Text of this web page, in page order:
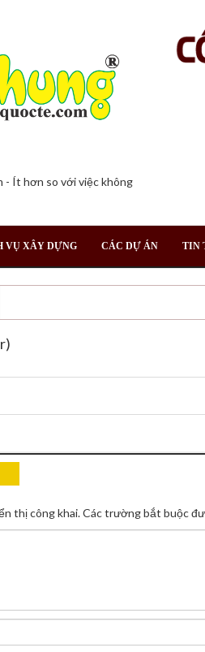
- Ít hơn so với việc không
VỤ XÂY DỰNG CÁC DỰ ÁN TIN
thị công khai.Các trường bắt buộc